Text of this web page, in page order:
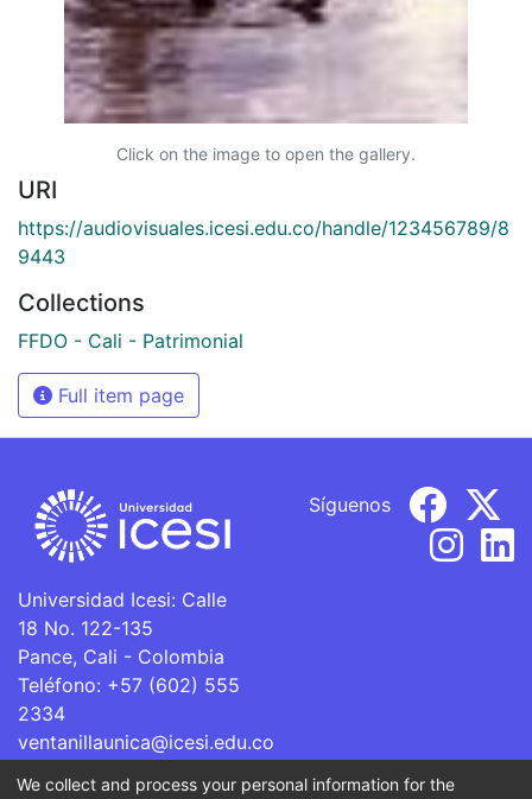
Click on the image to open the gallery.
URI
https://audiovisuales.icesi.edu.co/handle/123456789/8
9443
Collections
FFDO - Cali - Patrimonial
Full item page
Universidad Icesi: Calle
18 No. 122-135
Pance, Cali - Colombia
Teléfono: +57 (602) 555
2334
ventanillaunica@icesi.edu.co
Síguenos
We collect and process your personal information for the